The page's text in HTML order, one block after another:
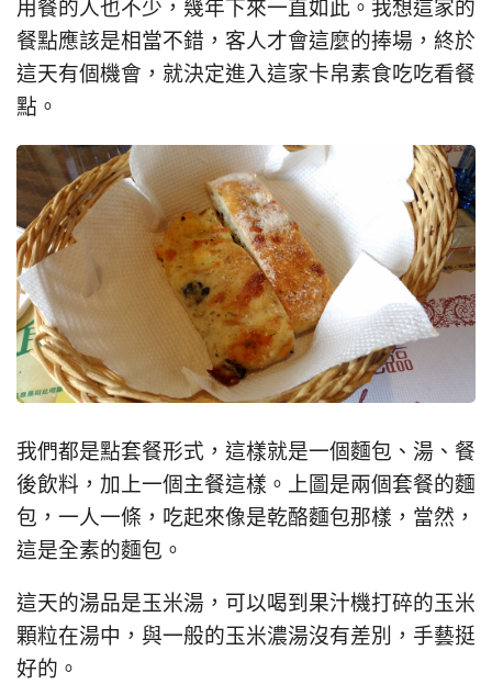
用餐的人也不少，幾年下來一直如此。我想這家的
餐點應該是相當不錯，客人才會這麼的捧場，終於
這天有個機會，就決定進入這家卡帛素食吃吃看餐
點。
我們都是點套餐形式，這樣就是一個麵包、湯、餐
後飲料，加上一個主餐這樣。上圖是兩個套餐的麵
包，一人一條，吃起來像是乾酪麵包那樣，當然，
這是全素的麵包。
這天的湯品是玉米湯，可以喝到果汁機打碎的玉米
顆粒在湯中，與一般的玉米濃湯沒有差別，手藝挺
好的。